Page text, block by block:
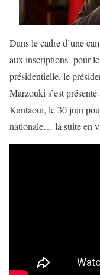
Dans le cadre d’une
aux inscriptions pour
présidentielle, le
Marzouki s’est
Kantaoui, le 30 juin
nationale… la suite en